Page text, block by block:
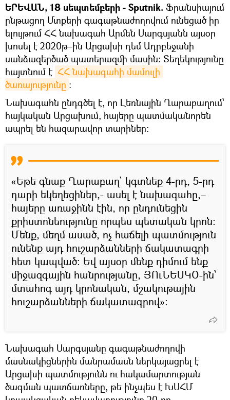
ԵՐԵՎԱՆ, 18 սեպտեմբերի - Sputnik. Ֆրանսիայում
ընթացող Մտքերի գագաթնաժողովում ունեցած իր
ելույթում ՀՀ նախագահ Արմեն Սարգսյանն այսօր
խոսել է 2020թ–ին Արցախի դեմ Ադրբեջանի
սանձազերծած պատերազմի մասին։ Տեղեկությունը
հայտնում է ՀՀ նախագահի մամուլի
ծառայությունը ։
Նախագահն ընդգծել է, որ Լեռնային Ղարաբաղում՝
հայկական Արցախում, հայերը պատմականորեն
ապրել են հազարավոր տարիներ։
«Եթե գնաք Ղարաբաղ` կգտնեք 4-րդ, 5-րդ
դարի եկեղեցիներ,- ասել է նախագահը,–
հայերը առաջինն էին, որ ընդունեցին
քրիստոնեությունը որպես պետական կրոն։
Մենք, մեղմ ասած, ոչ հաճելի պատմություն
ունենք այդ հուշարձանների ճակատագրի
հետ կապված։ Եվ այսօր մենք դիմում ենք
միջազգային հանրությանը, ՅՈւՆԵՍԿՕ-ին՝
մտահոգ այդ կրոնական, մշակութային
հուշարձանների ճակատագրով»։
Նախագահ Սարգսյանը գագաթնաժողովի
մասնակիցներին մանրամասն ներկայացրել է
Արցախի պատմությունն ու հակամարտության
ծագման պատճառները, թե ինչպես է ԽՍՀՄ